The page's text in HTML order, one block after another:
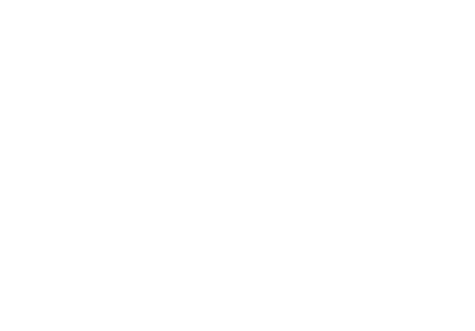
bilgi için Ayarlar
ve sitemizde ilgili